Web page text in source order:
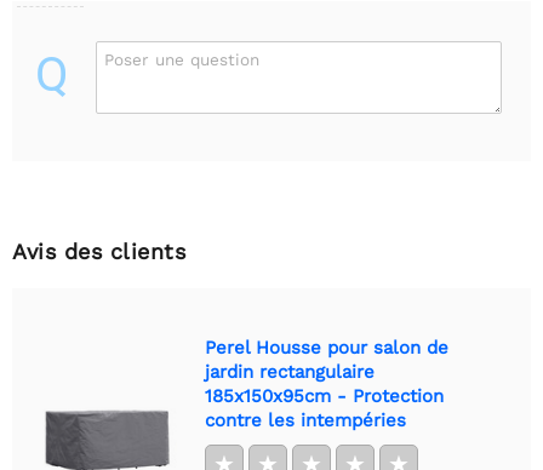
Q Poser une question
Avis des clients
Perel Housse pour salon de
jardin rectangulaire
185x150x95cm - Protection
contre les intempéries